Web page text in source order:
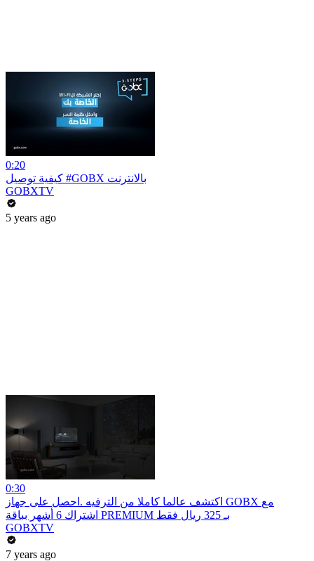
0:20
كيفية توصيل #GOBX بالانترنت
GOBXTV
5 years ago
0:30
اكتشف عالما كاملا من الترفيه .احصل على جهاز GOBX مع
اشتراك 6 أشهر بباقة PREMIUM بـ 325 ريال فقط
GOBXTV
7 years ago